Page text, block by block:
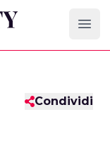
Condividi